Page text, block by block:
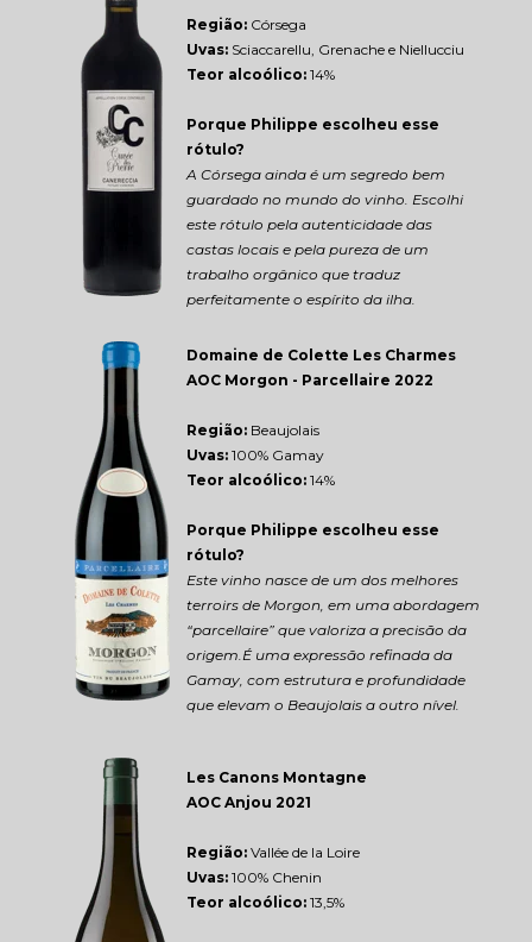
Domaine de Colette Les Charmes
AOC Morgon - Parcellaire 2022
Região: Beaujolais
Uvas: 100% Gamay
Teor alcoólico: 14%
Porque Philippe escolheu esse
rótulo?
Este vinho nasce de um dos melhores
terroirs de Morgon, em uma abordagem
“parcellaire” que valoriza a precisão da
origem.É uma expressão refinada da
Gamay, com estrutura e profundidade
que elevam o Beaujolais a outro nível.
Les Canons Montagne
AOC Anjou 2021
Região: Vallée de la Loire
Uvas: 100% Chenin
Teor alcoólico: 13,5%
Região: Córsega
Uvas: Sciaccarellu, Grenache e Niellucciu
Teor alcoólico: 14%
Porque Philippe escolheu esse
rótulo?
A Córsega ainda é um segredo bem
guardado no mundo do vinho. Escolhi
este rótulo pela autenticidade das
castas locais e pela pureza de um
trabalho orgânico que traduz
perfeitamente o espírito da ilha.